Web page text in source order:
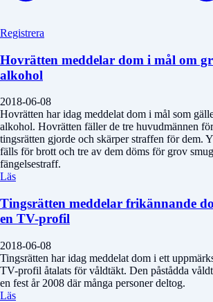
Registrera
Hovrätten meddelar dom i mål om
alkohol
2018-06-08
Hovrätten har idag meddelat dom i mål som
alkohol. Hovrätten fäller de tre huvudmännen
tingsrätten gjorde och skärper straffen för dem.
fälls för brott och tre av dem döms för grov
fängelsestraff.
Läs
Tingsrätten meddelar frikännande
en TV-profil
2018-06-08
Tingsrätten har idag meddelat dom i ett
TV-profil åtalats för våldtäkt. Den påstådda
en fest år 2008 där många personer deltog.
Läs